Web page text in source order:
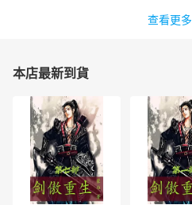
查看更多
本店最新到貨